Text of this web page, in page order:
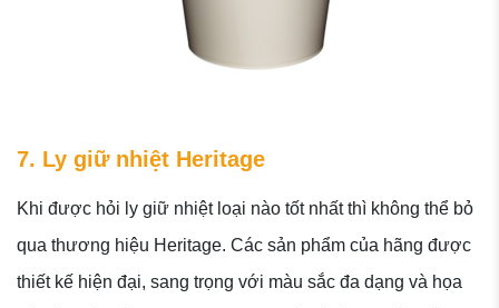
7. Ly giữ nhiệt Heritage
Khi được hỏi ly giữ nhiệt loại nào tốt nhất thì không thể bỏ
qua thương hiệu Heritage. Các sản phẩm của hãng được
thiết kế hiện đại, sang trọng với màu sắc đa dạng và họa